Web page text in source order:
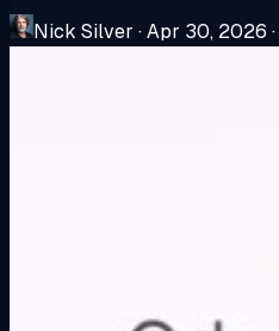
Nick Silver ·Apr 30, 2026 ·